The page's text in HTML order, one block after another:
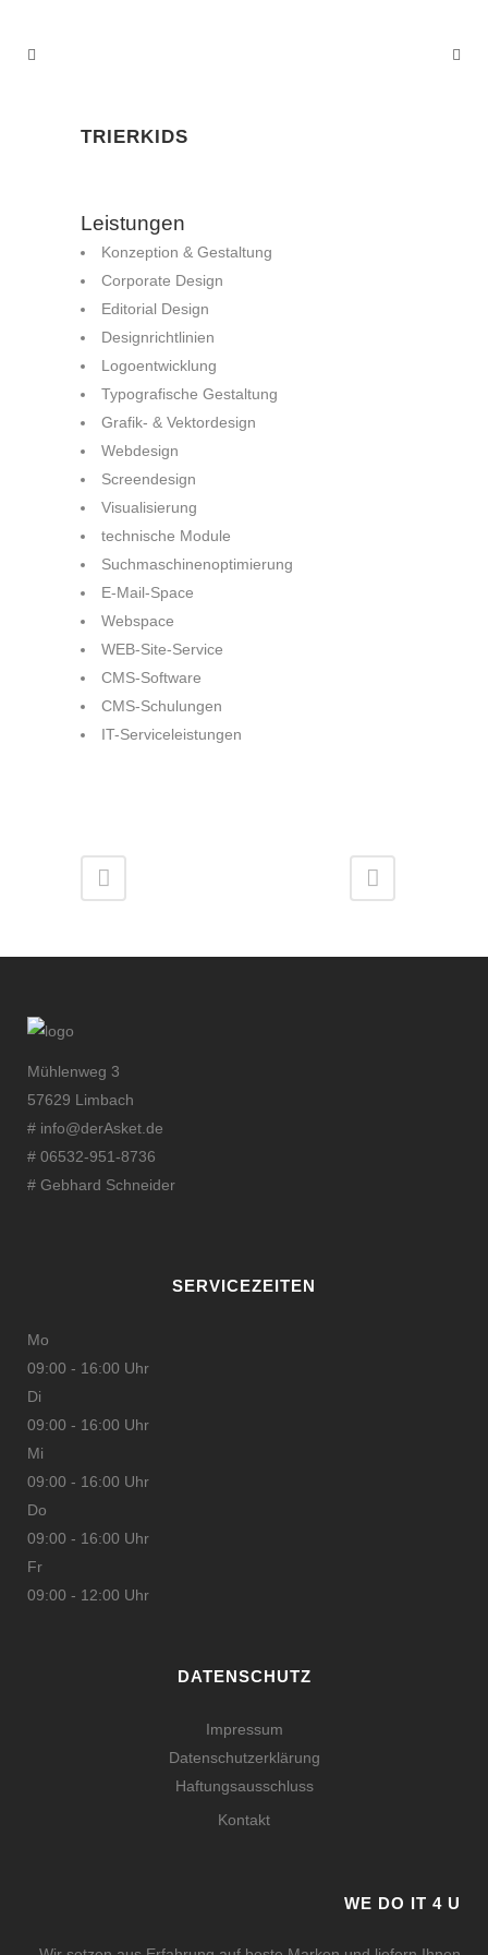
TRIERKIDS
Leistungen
Konzeption & Gestaltung
Corporate Design
Editorial Design
Designrichtlinien
Logoentwicklung
Typografische Gestaltung
Grafik- & Vektordesign
Webdesign
Screendesign
Visualisierung
technische Module
Suchmaschinenoptimierung
E-Mail-Space
Webspace
WEB-Site-Service
CMS-Software
CMS-Schulungen
IT-Serviceleistungen
Mühlenweg 3
57629 Limbach
# info@derAsket.de
# 06532-951-8736
# Gebhard Schneider
SERVICEZEITEN
Mo
09:00 - 16:00 Uhr
Di
09:00 - 16:00 Uhr
Mi
09:00 - 16:00 Uhr
Do
09:00 - 16:00 Uhr
Fr
09:00 - 12:00 Uhr
DATENSCHUTZ
Impressum
Datenschutzerklärung
Haftungsausschluss
Kontakt
WE DO IT 4 U